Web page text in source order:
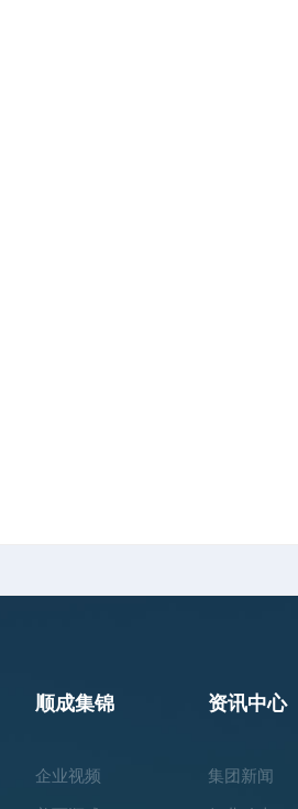
顺成集锦
企业视频
资讯中心
集团新闻